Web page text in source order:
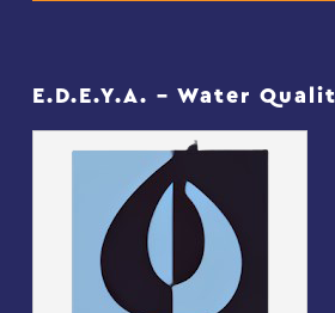
E.D.E.Y.A. – Water